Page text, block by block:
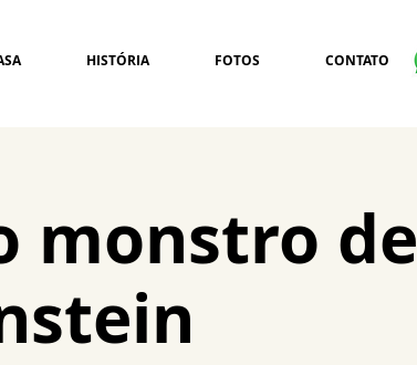
HISTÓRIA FOTOS CONTATO
monstro de